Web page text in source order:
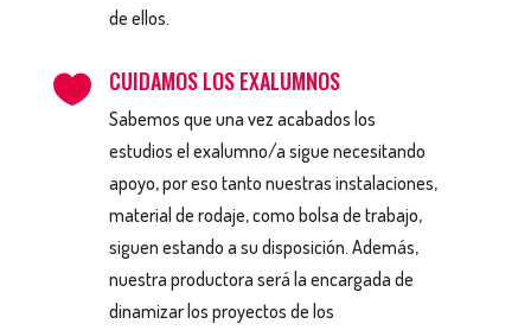
de ellos.
 CUIDAMOS LOS EXALUMNOS
Sabemos que una vez acabados los
estudios el exalumno/a sigue necesitando
apoyo, por eso tanto nuestras instalaciones,
material de rodaje, como bolsa de trabajo,
siguen estando a su disposición. Además,
nuestra productora será la encargada de
dinamizar los proyectos de los